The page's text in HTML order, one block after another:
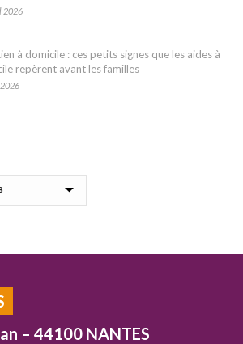
2026
à domicile : ces petits signes que les aides à
repèrent avant les familles
– 44100 NANTES